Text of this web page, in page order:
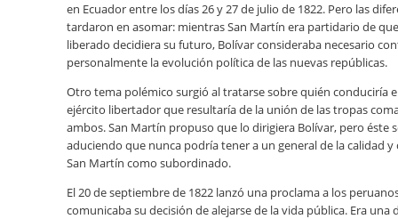
en Ecuador entre los días 26 y 27 de julio de 1822. Pero las
tardaron en asomar: mientras San Martín era partidario de
liberado decidiera su futuro, Bolívar consideraba necesario
personalmente la evolución política de las nuevas repúblicas.
Otro tema polémico surgió al tratarse sobre quién conduciría
ejército libertador que resultaría de la unión de las tropas
ambos. San Martín propuso que lo dirigiera Bolívar, pero éste
aduciendo que nunca podría tener a un general de la calidad y
San Martín como subordinado.
El 20 de septiembre de 1822 lanzó una proclama a los
comunicaba su decisión de alejarse de la vida pública. Era una